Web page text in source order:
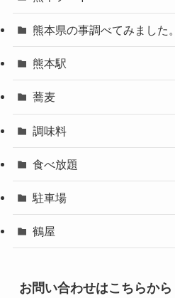
熊本県の事調べてみました。
熊本駅
蕎麦
調味料
食べ放題
駐車場
鶴屋
お問い合わせはこちらから